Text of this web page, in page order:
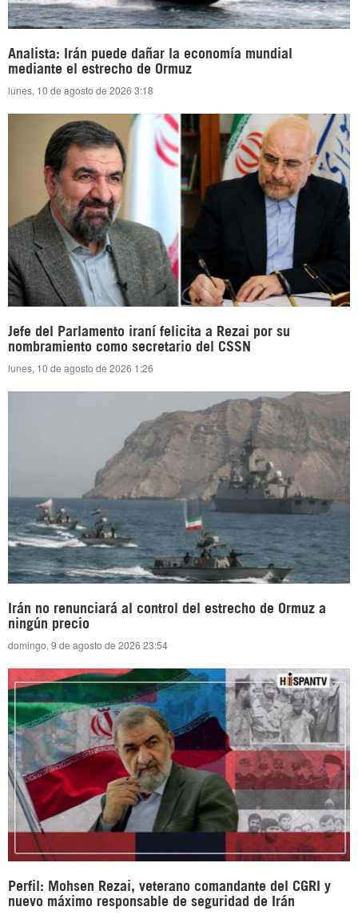
Analista: Irán puede dañar la economía mundial
mediante el estrecho de Ormuz
lunes, 10 de agosto de 2026 3:18
Jefe del Parlamento iraní felicita a Rezai por su
nombramiento como secretario del CSSN
lunes, 10 de agosto de 2026 1:26
Irán no renunciará al control del estrecho de Ormuz a
ningún precio
domingo, 9 de agosto de 2026 23:54
Perfil: Mohsen Rezai, veterano comandante del CGRI y
nuevo máximo responsable de seguridad de Irán